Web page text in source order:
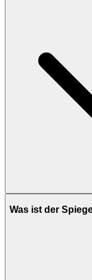
Was ist der